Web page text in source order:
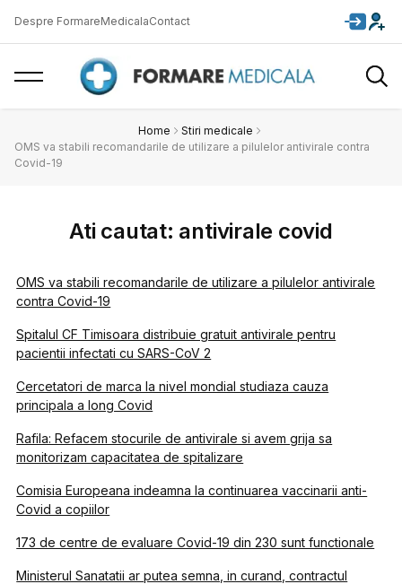
Despre FormareMedicalaContact
Home
Stiri medicale
OMS va stabili recomandarile de utilizare a pilulelor antivirale contra
Covid-19
Ati cautat: antivirale covid
OMS va stabili recomandarile de utilizare a pilulelor antivirale
contra Covid-19
Spitalul CF Timisoara distribuie gratuit antivirale pentru
pacientii infectati cu SARS-CoV 2
Cercetatori de marca la nivel mondial studiaza cauza
principala a long Covid
Rafila: Refacem stocurile de antivirale si avem grija sa
monitorizam capacitatea de spitalizare
Comisia Europeana indeamna la continuarea vaccinarii anti-
Covid a copiilor
173 de centre de evaluare Covid-19 din 230 sunt functionale
Ministerul Sanatatii ar putea semna, in curand, contractul